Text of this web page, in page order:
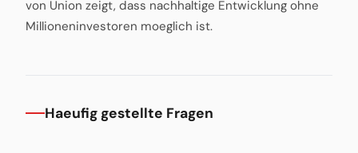
von Union zeigt, dass nachhaltige Entwicklung ohne
Millioneninvestoren moeglich ist.
Haeufig gestellte Fragen